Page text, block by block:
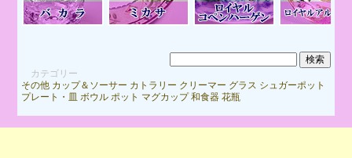
カテゴリー
その他 カップ＆ソーサー カトラリー クリーマー グラス シュガーポット
プレート・皿 ボウル ポット マグカップ 和食器 花瓶